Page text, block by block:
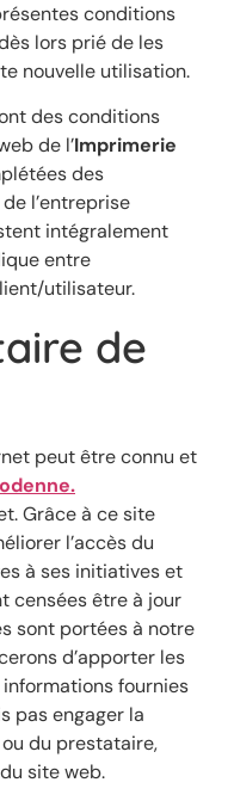
conditions
lors prié de les
nouvelle utilisation.
des conditions
de l’Imprimerie
des
l’entreprise
intégralement
entre
utilisateur.
de
peut être connu et
Grâce à ce site
l’accès du
à ses initiatives et
censées être à jour
sont portées à notre
d’apporter les
fournies
pas engager la
du prestataire,
site web.